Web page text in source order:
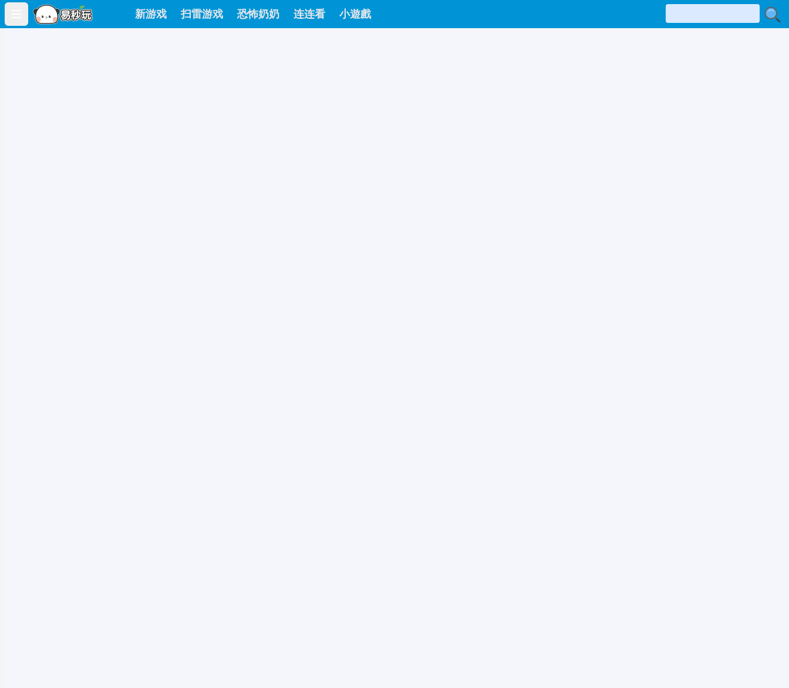
Open main menu
新游戏 扫雷游戏 恐怖奶奶 连连看 小遊戲